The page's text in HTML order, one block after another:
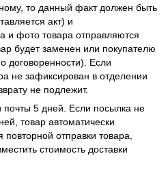
то данный факт должен быть
акт) и
и фото товара отправляются
будет заменен или покупателю
договоренности). Если
не зафиксирован в отделении
не подлежит.
почты 5 дней. Если посылка не
товар автоматически
отправки товара,
стоимость доставки